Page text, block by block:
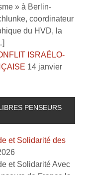
» à Berlin-
coordinateur
du HVD, la
ISRAÉLO-
14 janvier
PENSEURS
et Solidarité des
et Solidarité Avec